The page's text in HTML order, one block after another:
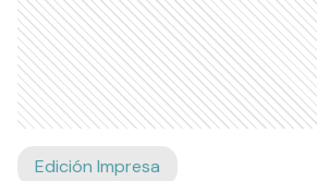
Edición Impresa